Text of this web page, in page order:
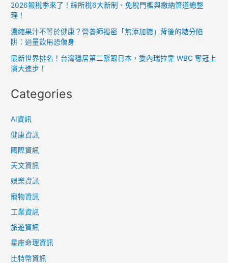
2026報稅季來了！綜所稅6大新制、免稅門檻與繳納管道總整
理！
濃縮果汁不等於健康？營養師揭密「無添加糖」背後的糖分陷
阱：過量飲用恐傷身
最新世界排名！台灣穩居第二緊跟日本，委內瑞拉靠 WBC 奪冠上
演大進步！
Categories
AI資訊
健康資訊
國際資訊
天文資訊
娛樂資訊
寵物資訊
工業資訊
旅遊資訊
星座命理資訊
比特幣資訊